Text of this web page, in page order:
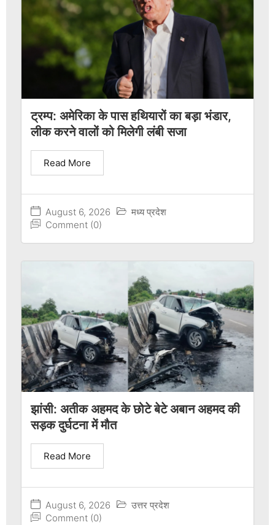
ट्रम्प: अमेरिका के पास हथियारों का बड़ा भंडार,
लीक करने वालों को मिलेगी लंबी सजा
August 6, 2026
मध्य प्रदेश
Comment (0)
Read More
झांसी: अतीक अहमद के छोटे बेटे अबान अहमद की
सड़क दुर्घटना में मौत
August 6, 2026
उत्तर प्रदेश
Comment (0)
Read More